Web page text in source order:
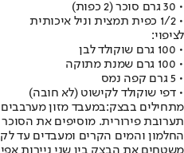
• 30 גרם סוכר (2 כפות)
• 1/2 כפית תמצית וניל איכותית
לציפוי:
• 100 גרם שוקולד לבן
• 100 גרם שמנת מתוקה
• 5 גרם קפה נמס
• דפי שוקולד לקישוט (לא חובה)
מתחילים בבצק:במעבד מזון
תערובת פירורית. מוסיפים את
החלמון והמים הקרים ומעבדים עד